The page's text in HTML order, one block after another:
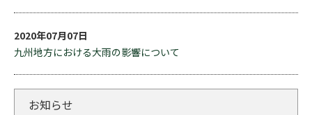
2020年07月07日
九州地方における大雨の影響について
お知らせ